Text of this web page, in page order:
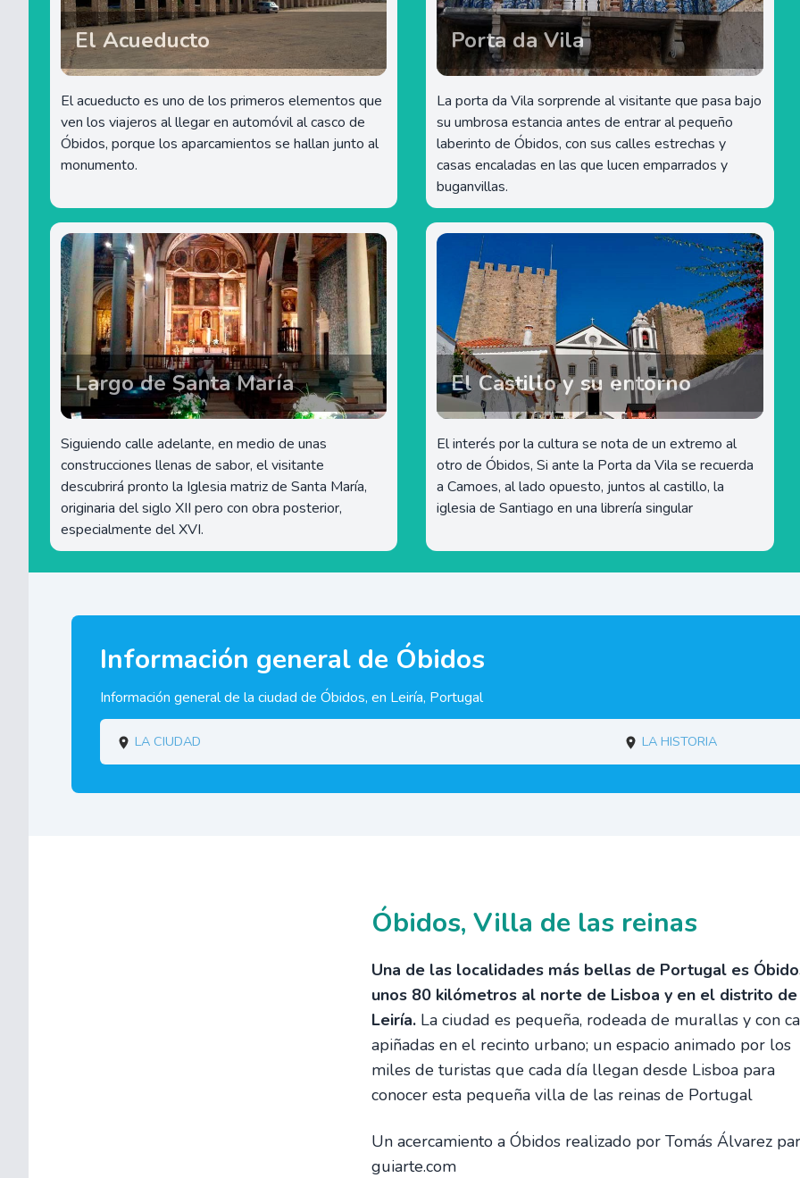
El Acueducto
El acueducto es uno de los primeros elementos que
ven los viajeros al llegar en automóvil al casco de
Óbidos, porque los aparcamientos se hallan junto al
monumento.
Porta da Vila
La porta da Vila sorprende al visitante que pasa bajo
su umbrosa estancia antes de entrar al pequeño
laberinto de Óbidos, con sus calles estrechas y
casas encaladas en las que lucen emparrados y
buganvillas.
Largo de Santa María
Siguiendo calle adelante, en medio de unas
construcciones llenas de sabor, el visitante
descubrirá pronto la Iglesia matriz de Santa María,
originaria del siglo XII pero con obra posterior,
especialmente del XVI.
El Castillo y su entorno
El interés por la cultura se nota de un extremo al
otro de Óbidos, Si ante la Porta da Vila se recuerda
a Camoes, al lado opuesto, juntos al castillo, la
iglesia de Santiago en una librería singular
Información general de Óbidos
Información general de la ciudad de Óbidos, en Leiría, Portugal
La ciudad La historia
Óbidos, Villa de las reinas
Una de las localidades más bellas de Portugal es
unos 80 kilómetros al norte de Lisboa y en el distrito de
Leiría. La ciudad es pequeña, rodeada de murallas y con
apiñadas en el recinto urbano; un espacio animado por los
miles de turistas que cada día llegan desde Lisboa para
conocer esta pequeña villa de las reinas de Portugal
Un acercamiento a Óbidos realizado por Tomás Álvarez
guiarte.com